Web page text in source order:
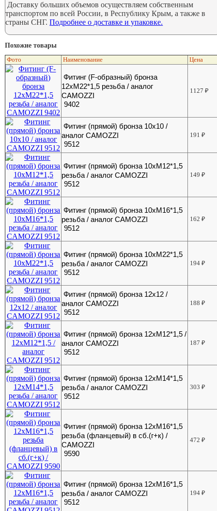
Доставку больших объемов осуществляем собственным
транспортом по всей России, в Республику Крым, а также в
страны СНГ.Подробнее о доставке и упаковке.
Похожие товары
Фото Наименование Цена
Фитинг (F-образный) бронза
12хМ22*1,5 резьба / аналог
CAMOZZI
9402
1127₽
Фитинг (прямой) бронза 10х10 /
аналог CAMOZZI
9512
191₽
Фитинг (прямой) бронза 10хМ12*1,5
резьба / аналог CAMOZZI
9512
149₽
Фитинг (прямой) бронза 10хМ16*1,5
резьба / аналог CAMOZZI
9512
162₽
Фитинг (прямой) бронза 10хМ22*1,5
резьба / аналог CAMOZZI
9512
194₽
Фитинг (прямой) бронза 12х12 /
аналог CAMOZZI
9512
188₽
Фитинг (прямой) бронза 12хМ12*1,5 /
аналог CAMOZZI
9512
187₽
Фитинг (прямой) бронза 12хМ14*1,5
резьба / аналог CAMOZZI
9512
303₽
Фитинг (прямой) бронза 12хМ16*1,5
резьба (фланцевый) в сб.(г+к) /
CAMOZZI
9590
472₽
Фитинг (прямой) бронза 12хМ16*1,5
резьба / аналог CAMOZZI
9512
194₽